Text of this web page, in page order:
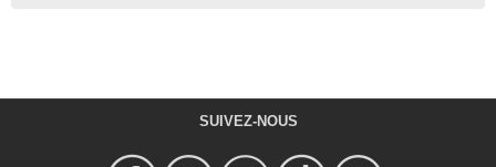
SUIVEZ-NOUS